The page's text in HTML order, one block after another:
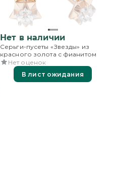
Нет в наличии
Серьги-пусеты «Звезды» из
красного золота с фианитом
Нет оценок
В лист ожидания